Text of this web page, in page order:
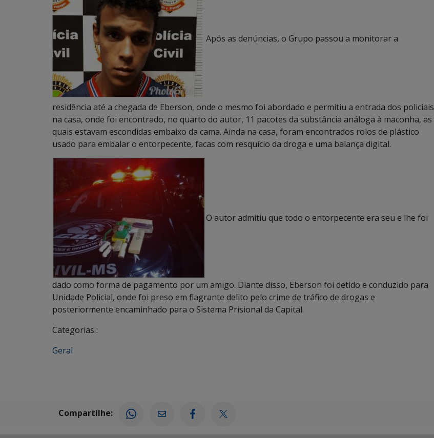
Após as denúncias, o Grupo passou a monitorar a
residência até a chegada de Eberson, onde o mesmo foi abordado e permitiu a entrada dos policiais
na casa, onde foi encontrado, no quarto do autor, 11 pacotes da substância análoga à maconha, as
quais estavam escondidas embaixo da cama. Ainda na casa, foram encontrados rolos de plástico
usado para embalar o entorpecente, facas com resquício da droga e uma balança digital.
O autor admitiu que todo o entorpecente era seu e lhe foi
dado como forma de pagamento por um amigo. Diante disso, Eberson foi detido e conduzido para
Unidade Policial, onde foi preso em flagrante delito pelo crime de tráfico de drogas e
posteriormente encaminhado para o Sistema Prisional da Capital.
Categorias :
Geral
Compartilhe: